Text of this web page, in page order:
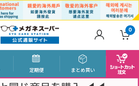
0
定期便 まとめ買い